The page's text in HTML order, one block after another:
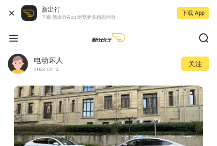
新出行
下载 新出行App 浏览更多精彩内容
下载 App
电动坏人
2023-02-14
关注